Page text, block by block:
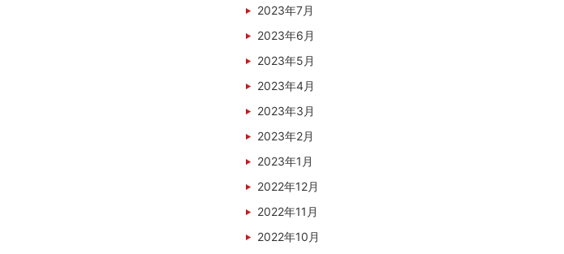
2023年7月
2023年6月
2023年5月
2023年4月
2023年3月
2023年2月
2023年1月
2022年12月
2022年11月
2022年10月